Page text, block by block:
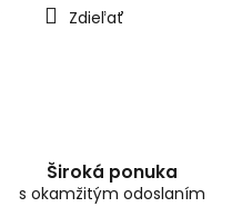
Zdieľať
Široká ponuka
s okamžitým odoslaním